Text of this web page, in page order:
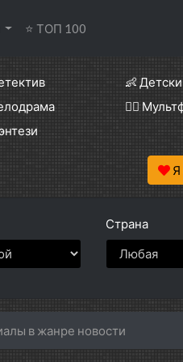
⭐ ТОП 100
👶
🧚‍♀️
Я
Страна
в жанре новости